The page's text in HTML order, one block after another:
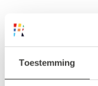
Toestemming